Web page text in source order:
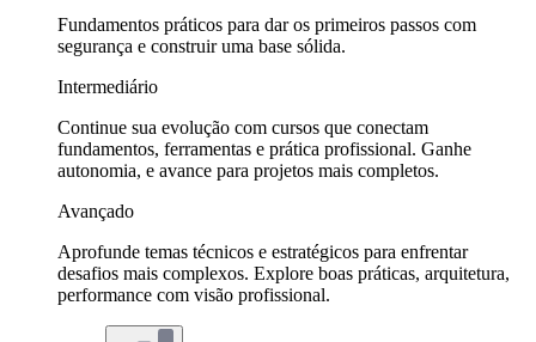
Fundamentos práticos para dar os primeiros passos com
segurança e construir uma base sólida.
Intermediário
Continue sua evolução com cursos que conectam
fundamentos, ferramentas e prática profissional. Ganhe
autonomia, e avance para projetos mais completos.
Avançado
Aprofunde temas técnicos e estratégicos para enfrentar
desafios mais complexos. Explore boas práticas, arquitetura,
performance com visão profissional.